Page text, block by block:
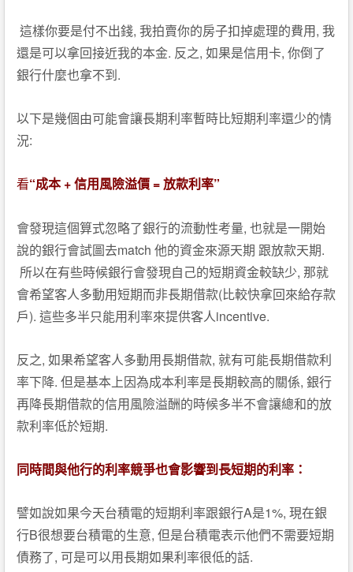
這樣你要是付不出錢, 我拍賣你的房子扣掉處理的費用 , 我
還是可以拿回接近我的本金. 反之, 如果是信用卡, 你倒了
銀行什麼也拿不到 .
以下是幾個由可能會讓長期利率暫時比短期利率還少的情
況:
看“成本+ 信用風險溢價 = 放款利率”
會發現這個算式忽略了銀行的流動性考量, 也就是一開始
說的銀行會試圖去match 他的資金來源天期 跟放款天期.
所以在有些時候銀行會發現自己的短期資金較缺少, 那就
會希望客人多動用短期而非長期借款(比較快拿回來給存款
戶). 這些多半只能用利率來提供客人incentive.
反之, 如果希望客人多動用長期借款, 就有可能長期借款利
率下降. 但是基本上因為成本利率是長期較高的關係, 銀行
再降長期借款的信用風險溢酬的時候多半不會讓總和的放
款利率低於短期.
同時間與他行的利率競爭也會影響到長短期的利率：
譬如說如果今天台積電的短期利率跟銀行A是1%, 現在銀
行B很想要台積電的生意, 但是台積電表示他們不需要短期
債務了, 可是可以用長期如果利率很低的話.